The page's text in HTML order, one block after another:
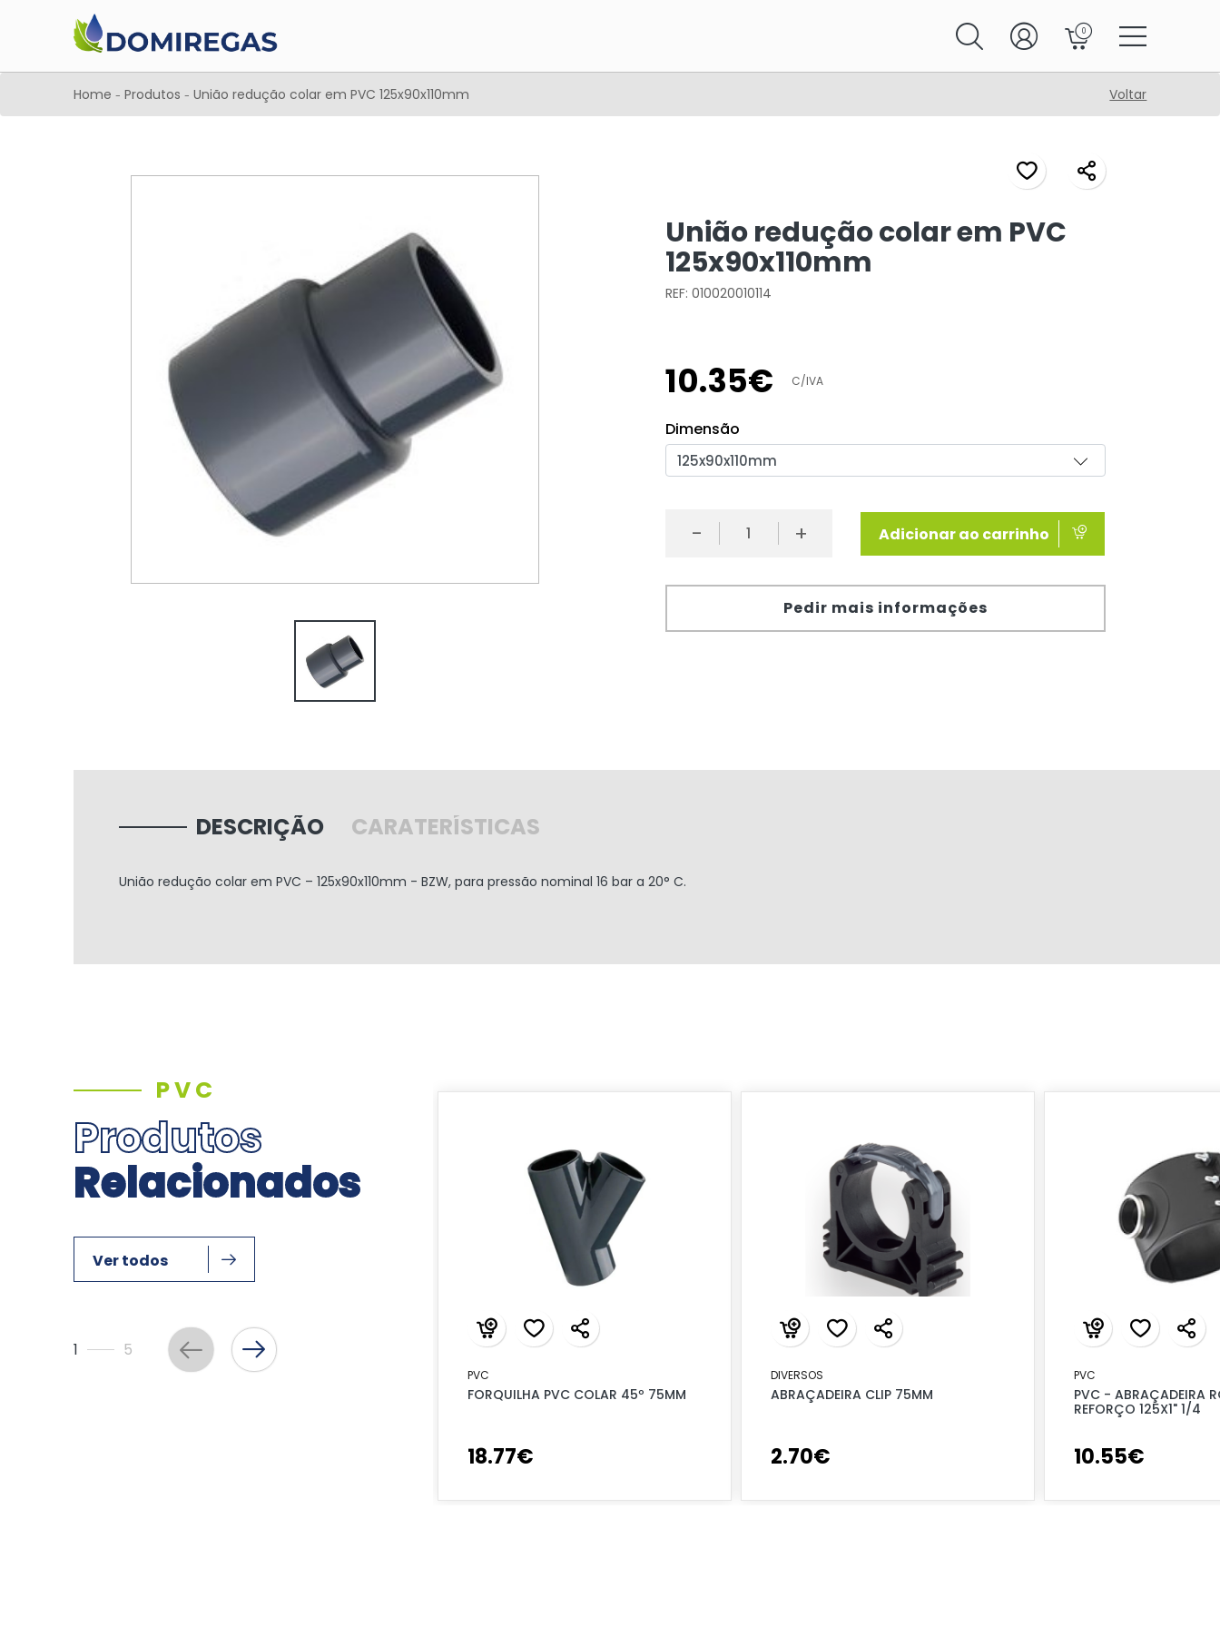
0
Home - Produtos - União redução colar em PVC 125x90x110mm Voltar
União redução colar em PVC
125x90x110mm
REF: 010020010114
10.35€ C/IVA
Dimensão
- + Adicionar ao carrinho
Pedir mais informações
DESCRIÇÃO CARATERÍSTICAS
União redução colar em PVC – 125x90x110mm - BZW, para pressão nominal 16 bar a 20° C.
PVC
Produtos
Relacionados
Ver todos
1 5
PVC
FORQUILHA PVC COLAR 45º 75MM
18.77€
DIVERSOS
ABRAÇADEIRA CLIP 75MM
2.70€
PVC
PVC - ABRAÇADEIRA
REFORÇO 125X1" 1/4
10.55€